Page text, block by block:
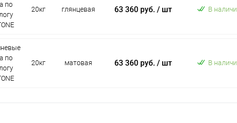
по
20кг глянцевая 63 360 руб. / шт В
по
20кг матовая 63 360 руб. / шт В